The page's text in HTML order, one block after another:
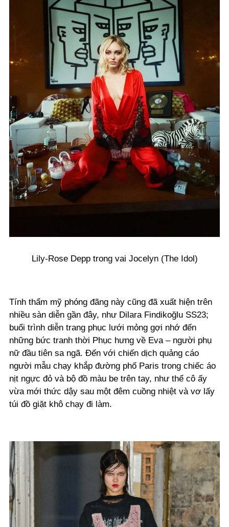
Lily-Rose Depp trong vai Jocelyn (The Idol)
Tính thẩm mỹ phóng đãng này cũng đã xuất hiện trên
nhiều sàn diễn gần đây, như Dilara Findikoğlu SS23;
buổi trình diễn trang phục lưới mỏng gợi nhớ đến
những bức tranh thời Phục hưng về Eva – người phụ
nữ đầu tiên sa ngã. Đến với chiến dịch quảng cáo
người mẫu chạy khắp đường phố Paris trong chiếc áo
nịt ngực đỏ và bộ đồ màu be trên tay, như thể cô ấy
vừa mới thức dậy sau một đêm cuồng nhiệt và vơ lấy
túi đồ giặt khô chạy đi làm.